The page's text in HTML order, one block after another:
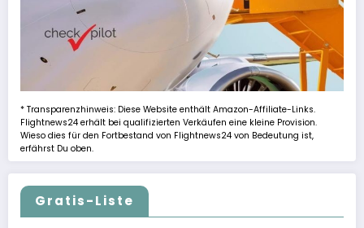
* Transparenzhinweis: Diese Website enthält Amazon-Affiliate-Links.
Flightnews24 erhält bei qualifizierten Verkäufen eine kleine Provision.
Wieso dies für den Fortbestand von Flightnews24 von Bedeutung ist,
erfährst Du oben.
Gratis-Liste